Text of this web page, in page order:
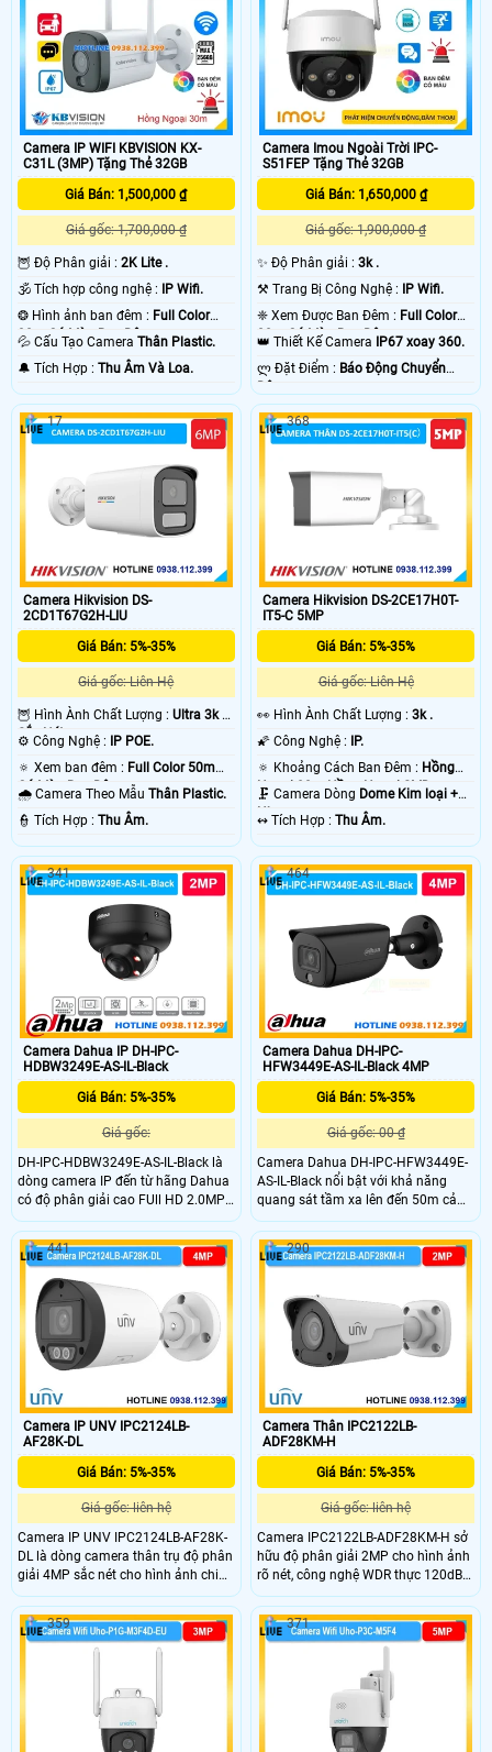
Camera IP WIFI KBVISION KX-
C31L (3MP) Tặng Thẻ 32GB
Giá Bán: 1,500,000 ₫
Giá gốc: 1,700,000 ₫
🦉 Độ Phân giải : 2K Lite .
🕉️ Tích hợp công nghệ :
IP Wifi.
❂ Hình ảnh ban đêm : Full Color
30m Có Màu Ban Ðêm.
💦 Cấu Tạo Camera Thân Plastic.
️🔔 Tích Hợp : Thu Âm Và Loa.
Camera Imou Ngoài Trời IPC-
S51FEP Tặng Thẻ 32GB
Giá Bán: 1,650,000 ₫
Giá gốc: 1,900,000 ₫
✨ Độ Phân giải :3k .
⚒ Trang Bị Công Nghệ :
IP Wifi.
❈ Xem Được Ban Đêm : Full Color
20m Có Màu Ban Ðêm.
👑 Thiết Kế Camera
IP67 xoay 360.
️ლ Đặt Điểm : Báo Động Chuyển
Camera Hikvision DS-
2CD1T67G2H-LIU
Giá Bán: 5%-35%
Giá gốc: Liên Hệ
🦉 Hình Ành Chất Lượng : Ultra 3k +
Sắc Nét .
⚙ Công Nghệ : IP POE.
🔅 Xem ban đêm : Full Color 50m
Có Màu Ban Ðêm.
🌧️ Camera Theo Mẫu Thân Plastic.
️👮 Tích Hợp : Thu Âm.
17
Camera Hikvision DS-2CE17H0T-
IT5-C 5MP
Giá Bán: 5%-35%
Giá gốc: Liên Hệ
️👀 Hình Ành Chất Lượng :3k .
🌠 Công Nghệ : IP.
🔅 Khoảng Cách Ban Đêm : Hồng
Ngoại 80m Hồng Ngoại SMD.
🗜️ Camera Dòng Dome Kim loại +
Nhựa.
️↭ Tích Hợp :Thu Âm.
368
Camera Dahua IP DH-IPC-
HDBW3249E-AS-IL-Black
Giá Bán: 5%-35%
Giá gốc:
DH-IPC-HDBW3249E-AS-IL-Black là
dòng camera IP đến từ hãng Dahua
có độ phân giải cao FUll HD 2.0MP
mang đến khả năng ghi hình ảnh
sắc nét cùng với míc được tích hợp
sẳn trong cmaera giúp ghi âm
thanh rỏ ràng. Khả năng phát hiện
người chuẩn sát nhờ AI thông minh
tránh báo động giả giám sát hiệu
quả và bền bỉ
341
Camera Dahua DH-IPC-
HFW3449E-AS-IL-Black 4MP
Giá Bán: 5%-35%
Giá gốc: 00 ₫
Camera Dahua DH-IPC-HFW3449E-
AS-IL-Black nổi bật với khả năng
quang sát tầm xa lên đến 50m cả
ngày và đêm với độ phân giải lên
đến 4MP ghi hình săc nét liên tục.
Bên cạnh đó là khả năng chóng
ngoài trời mà không lo mưa nắng
bụi bẩn.
464
Camera IP UNV IPC2124LB-
AF28K-DL
Giá Bán: 5%-35%
Giá gốc: liên hệ
Camera IP UNV IPC2124LB-AF28K-
DL là dòng camera thân trụ độ phân
giải 4MP sắc nét cho hình ảnh chi
tiết cao phù hợp giám sát ngoài trời,
kho bãi và nhà xưởng.Thiết bị tích
hợp công nghệ ánh sáng kép (Dual
Light) giúp hiển thị màu ban đêm rõ
tiết kiệm dung lượng lưu trữ hiệu
441
Camera Thân IPC2122LB-
ADF28KM-H
Giá Bán: 5%-35%
Giá gốc: liên hệ
Camera IPC2122LB-ADF28KM-H sở
hữu độ phân giải 2MP cho hình ảnh
rõ nét, công nghệ WDR thực 120dB
giúp cân bằng ánh sáng hiệu quả
trong mọi điều kiện. Hỗ trợ hồng
ngoại thông minh tầm xa 30m cùng
micro ghi âm tích hợp, chuẩn nén
Ultra 265 tối ưu băng thông và lưu
trữ.
290
359 371